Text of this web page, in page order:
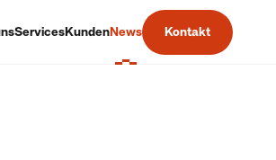
ServicesKundenNews Kontakt